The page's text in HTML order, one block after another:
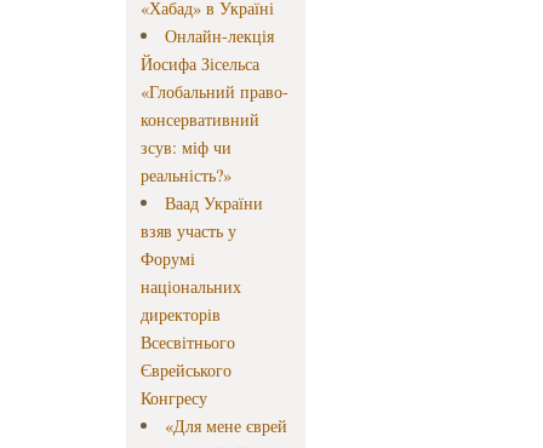
«Хабад» в Україні
Онлайн-лекція
Йосифа Зісельса
«Глобальний право-
консервативний
зсув: міф чи
реальність?»
Ваад України
взяв участь у
Форумі
національних
директорів
Всесвітнього
Єврейського
Конгресу
«Для мене єврей